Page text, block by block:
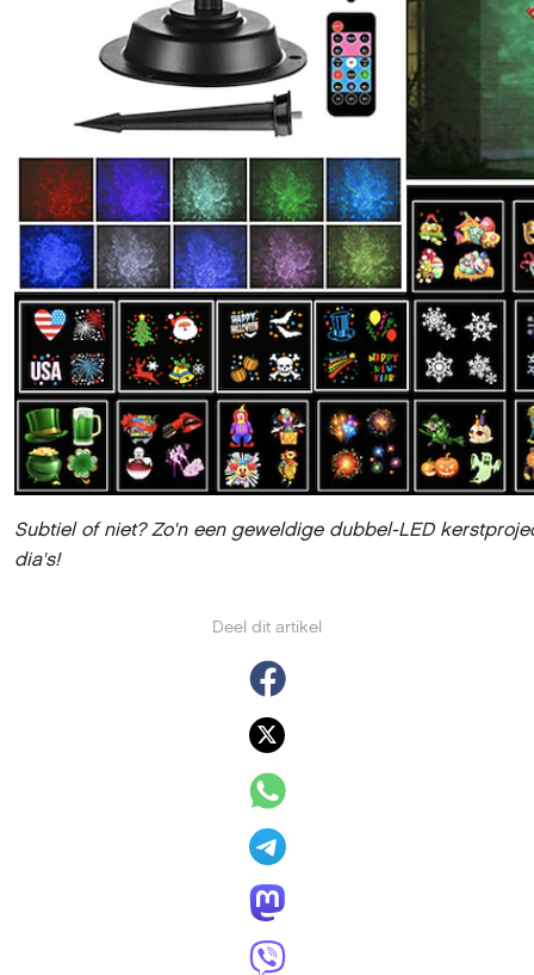
Deel dit artikel
Subtiel of niet? Zo'n een geweldige dubbel-LED
dia's!